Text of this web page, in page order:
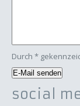
Durch *
social